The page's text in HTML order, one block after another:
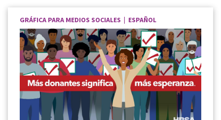
GRÁFICA PARA MEDIOS SOCIALES | ESPAÑOL